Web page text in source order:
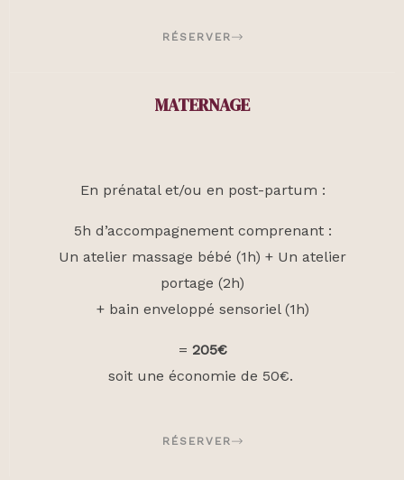
RÉSERVER
MATERNAGE
En prénatal et/ou en post-partum :
5h d’accompagnement comprenant :
Un atelier massage bébé (1h) + Un atelier
portage (2h)
+ bain enveloppé sensoriel (1h)
= 205€
soit une économie de 50€.
RÉSERVER